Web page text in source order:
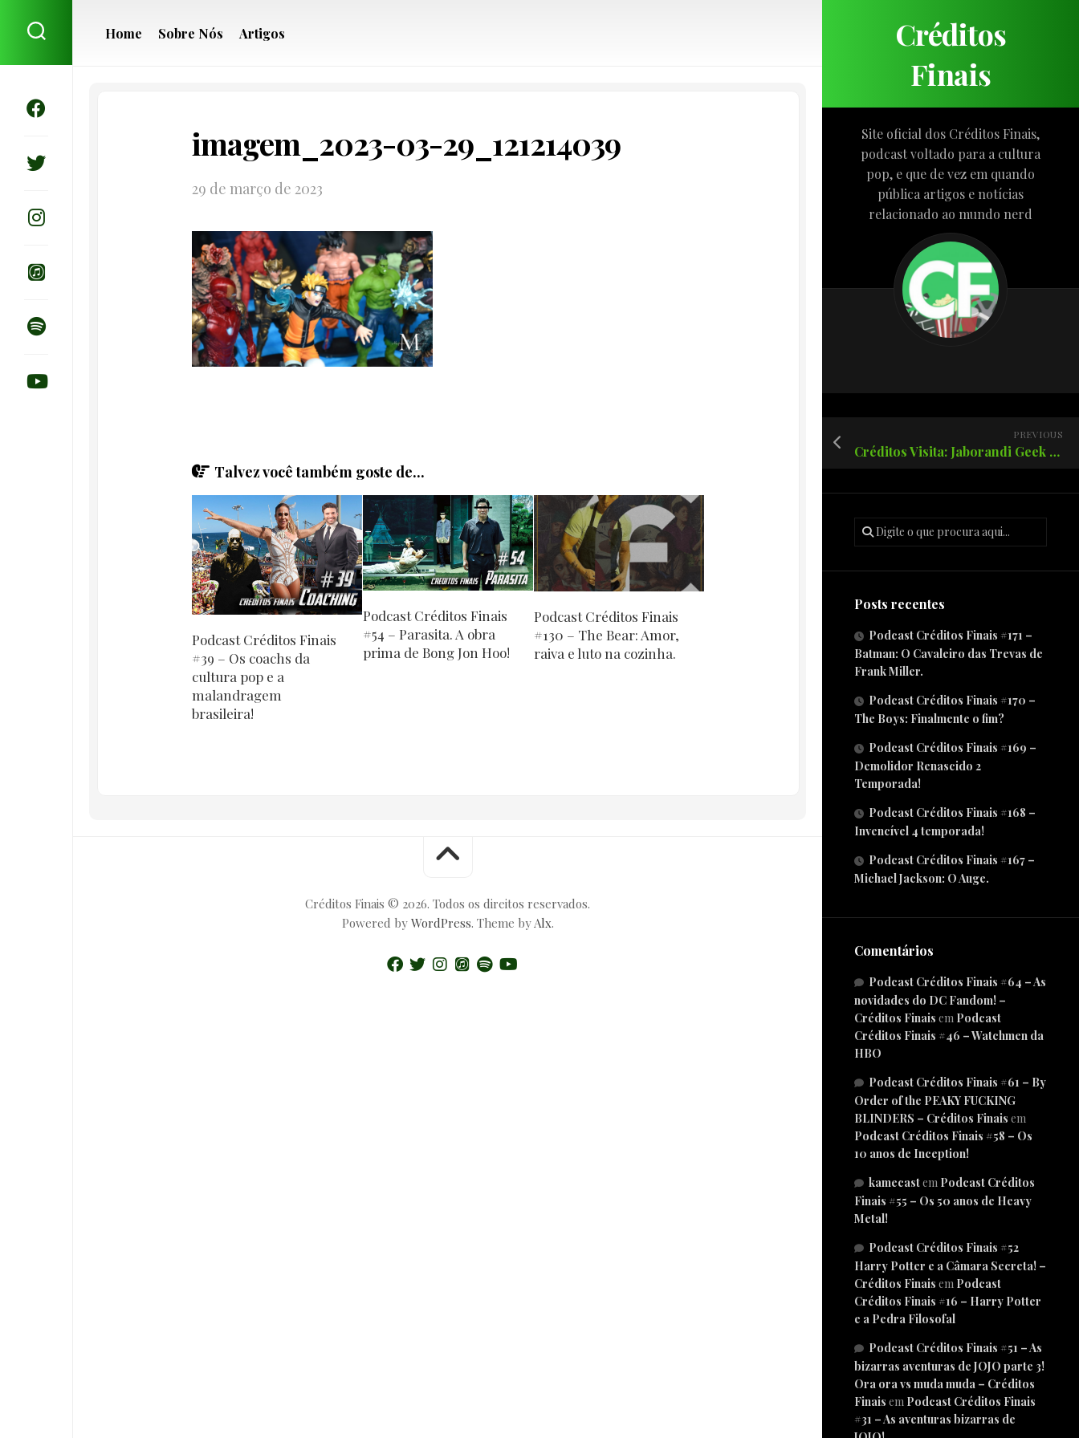
content
Créditos
Finais
Site oficial dos Créditos Finais,
podcast voltado para a cultura
pop, e que de vez em quando
pública artigos e notícias
relacionado ao mundo nerd
PREVIOUS
Créditos Visita: Jaborandi Geek Fest reúne otakus e entusiastas da cultura geek no interior paulista.
Posts recentes
Podcast Créditos Finais #171 –
Batman: O Cavaleiro das Trevas de
Frank Miller.
Podcast Créditos Finais #170 –
The Boys: Finalmente o fim?
Podcast Créditos Finais #169 –
Demolidor Renascido 2
Temporada!
Podcast Créditos Finais #168 –
Invencível 4 temporada!
Podcast Créditos Finais #167 –
Michael Jackson: O Auge.
Comentários
Podcast Créditos Finais #64 – As
novidades do DC Fandom! –
Créditos Finais em Podcast
Créditos Finais #46 – Watchmen da
HBO
Podcast Créditos Finais #61 – By
Order of the PEAKY FUCKING
BLINDERS – Créditos Finais em
Podcast Créditos Finais #58 – Os
10 anos de Inception!
kamecastem Podcast Créditos
Finais #55 – Os 50 anos de Heavy
Metal!
Podcast Créditos Finais #52
Harry Potter e a Câmara Secreta! –
Créditos Finais em Podcast
Créditos Finais #16 – Harry Potter
e a Pedra Filosofal
Podcast Créditos Finais #51 – As
bizarras aventuras de JOJO parte 3!
Ora ora vs muda muda – Créditos
Finais em Podcast Créditos Finais
#31 – As aventuras bizarras de
Home Sobre Nós Artigos
imagem_2023-03-29_121214039
29 de março de 2023
Talvez você também goste de...
Podcast Créditos Finais
#39 – Os coachs da
cultura pop e a
malandragem
brasileira!
Podcast Créditos Finais
#54 – Parasita. A obra
prima de Bong Jon Hoo!
Podcast Créditos Finais
#130 – The Bear: Amor,
raiva e luto na cozinha.
Créditos Finais © 2026. Todos os direitos reservados.
Powered by WordPress. Theme by Alx.